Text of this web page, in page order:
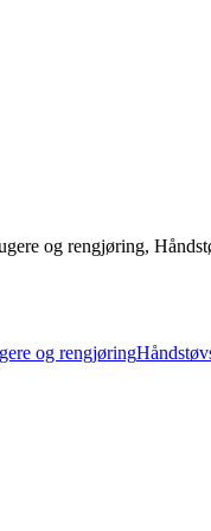
og rengjøring,
og rengjøring